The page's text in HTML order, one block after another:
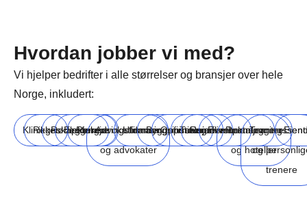
Hvordan jobber vi med?
Vi hjelper bedrifter i alle størrelser og bransjer over hele
Norge, inkludert:
Klinikker
Regnskapsførere
Rørleggere
Elektrikere
Rengjøringsfirmaer
Advokatfirmaer
og advokater
Utdanningsinstitusjoner
Byggefirmaer
Oppussingsfirmaer
Turisme
Reiselivsbransjen
Eventplanleggere
Restauranter
og hoteller
og
trenere